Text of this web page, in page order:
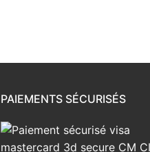
PAIEMENTS SÉCURISÉS